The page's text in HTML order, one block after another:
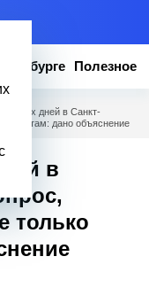
Полезное
дней в Санкт-
туристам: дано объяснение
в
только